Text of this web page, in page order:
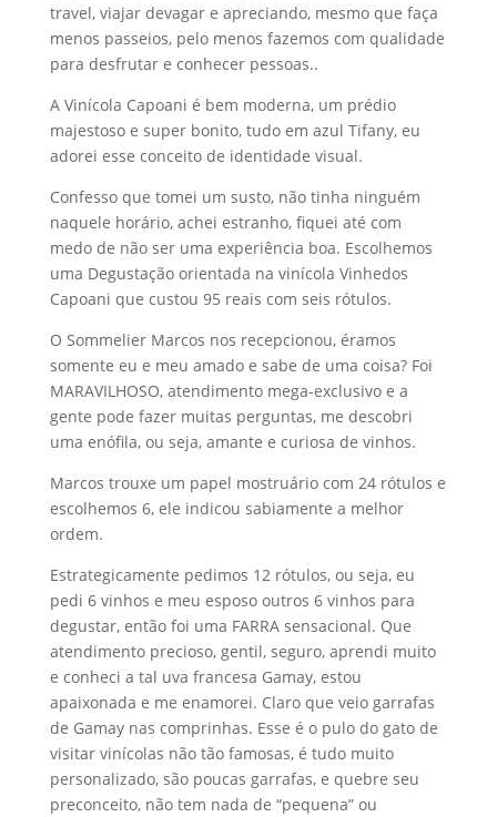
travel, viajar devagar e apreciando, mesmo que faça
menos passeios, pelo menos fazemos com qualidade
para desfrutar e conhecer pessoas..
A Vinícola Capoani é bem moderna, um prédio
majestoso e super bonito, tudo em azul Tifany, eu
adorei esse conceito de identidade visual.
Confesso que tomei um susto, não tinha ninguém
naquele horário, achei estranho, fiquei até com
medo de não ser uma experiência boa. Escolhemos
uma Degustação orientada na vinícola Vinhedos
Capoani que custou 95 reais com seis rótulos.
O Sommelier Marcos nos recepcionou, éramos
somente eu e meu amado e sabe de uma coisa? Foi
MARAVILHOSO, atendimento mega-exclusivo e a
gente pode fazer muitas perguntas, me descobri
uma enófila, ou seja, amante e curiosa de vinhos.
Marcos trouxe um papel mostruário com 24 rótulos e
escolhemos 6, ele indicou sabiamente a melhor
ordem.
Estrategicamente pedimos 12 rótulos, ou seja, eu
pedi 6 vinhos e meu esposo outros 6 vinhos para
degustar, então foi uma FARRA sensacional. Que
atendimento precioso, gentil, seguro, aprendi muito
e conheci a tal uva francesa Gamay, estou
apaixonada e me enamorei. Claro que veio garrafas
de Gamay nas comprinhas. Esse é o pulo do gato de
visitar vinícolas não tão famosas, é tudo muito
personalizado, são poucas garrafas, e quebre seu
preconceito, não tem nada de “pequena” ou